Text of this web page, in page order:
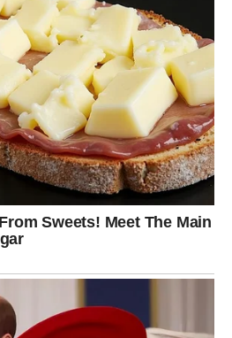
dobija novu dimenziju smisla.
haotično sada se pretvara u